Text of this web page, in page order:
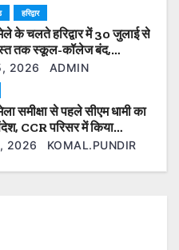
हरिद्वार
के चलते हरिद्वार में 30 जुलाई से
तक स्कूल-कॉलेज बंद,
होगी पढ़ाई
2026 ADMIN
समीक्षा से पहले सीएम धामी का
CCR परिसर में किया
2026 KOMAL.PUNDIR